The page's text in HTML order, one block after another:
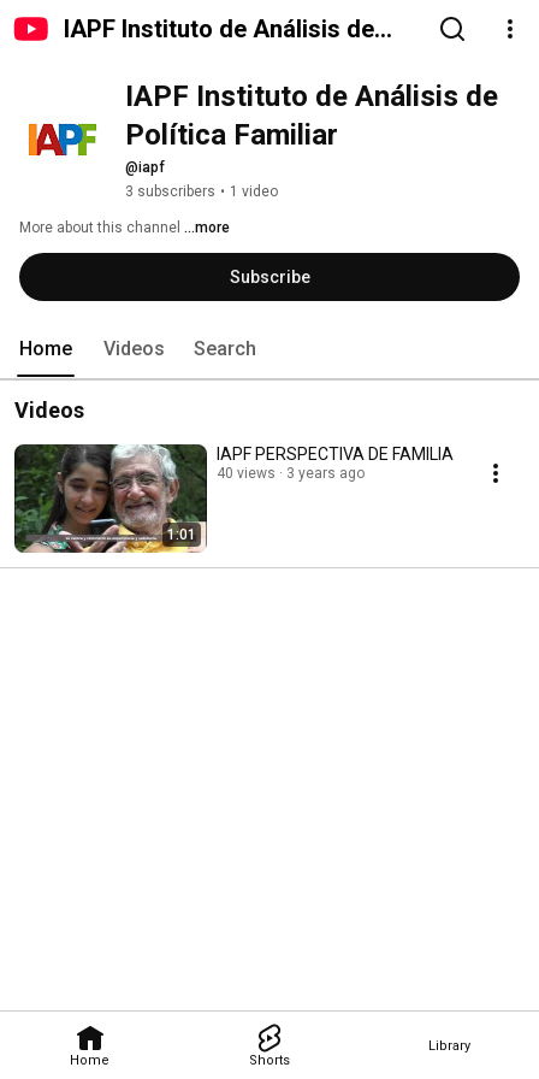
IAPF Instituto de Análisis de
Home Shorts
Library
IAPF Instituto de Análisis de
Política Familiar
@iapf
3 subscribers • 1 video
More about this channel ...more
Subscribe
Home Videos Search
Videos
1:01
IAPF PERSPECTIVA DE FAMILIA
40 views 3 years ago